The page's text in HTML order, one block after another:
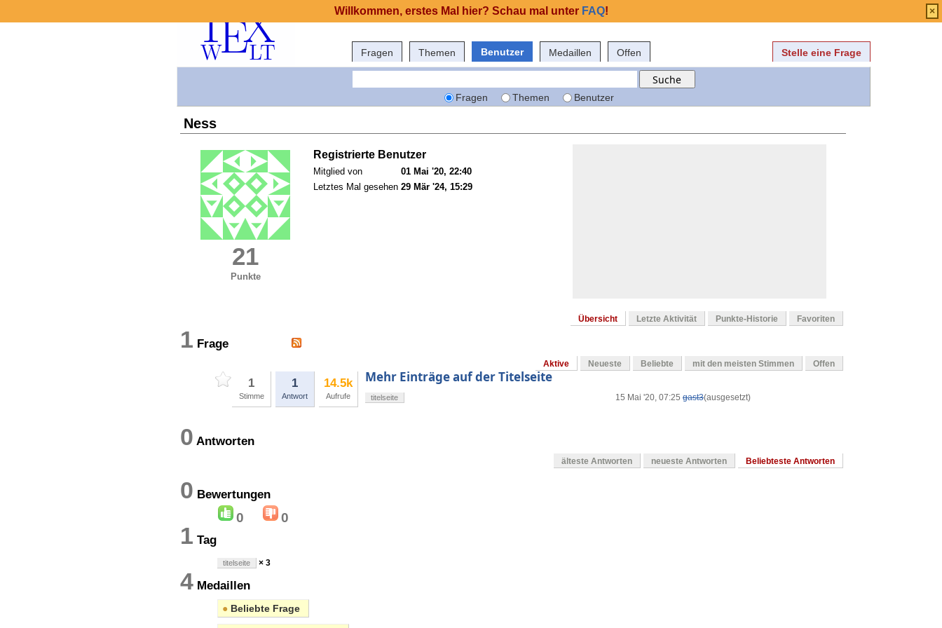
Fragen Themen Benutzer Medaillen Offen Stelle eine Frage
Fragen Themen Benutzer
Ness
21
Punkte
Registrierte Benutzer
Mitglied von
01 Mai '20, 22:40
Letztes Mal gesehen 29 Mär '24, 15:29
Übersicht Letzte Aktivität Punkte-Historie Favoriten
1 Frage
Aktive Neueste Beliebte mit den meisten Stimmen Offen
1
Stimme
1
Antwort
14.5k
Aufrufe
Mehr Einträge auf der Titelseite
15 Mai '20, 07:25 gast3(ausgesetzt)
titelseite
0 Antworten
älteste Antworten neueste Antworten Beliebteste Antworten
0 Bewertungen
0 0
1 Tag
titelseite × 3
4 Medaillen
● Beliebte Frage
Willkommen, erstes Mal hier? Schau mal unter FAQ! ×